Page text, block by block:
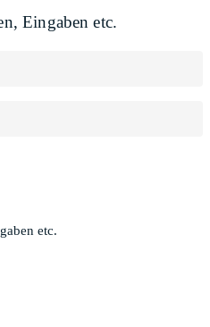
Eingaben etc.
etc.